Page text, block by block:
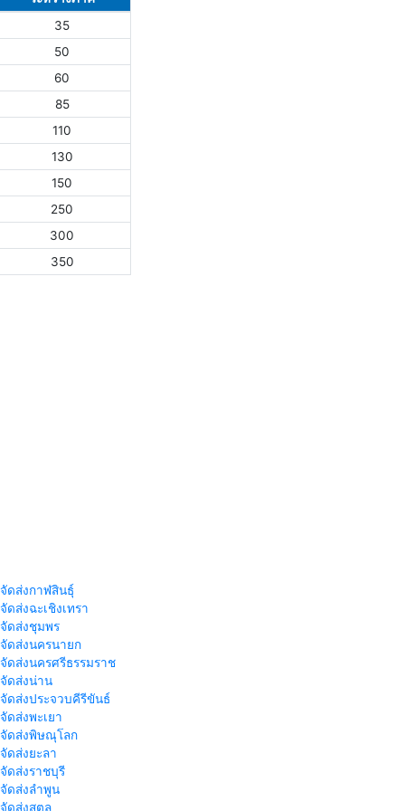
35
50
60
85
110
130
150
250
300
350
ดส่งกาฬสินธุ์
ดส่งฉะเชิงเทรา
ดส่งชุมพร
ดส่งนครนายก
ดส่งนครศรีธรรมราช
ดส่งน่าน
ดส่งประจวบคีรีขันธ์
ดส่งพะเยา
ดส่งพิษณุโลก
ดส่งยะลา
ดส่งราชบุรี
ดส่งลำพูน
ดส่งสตูล